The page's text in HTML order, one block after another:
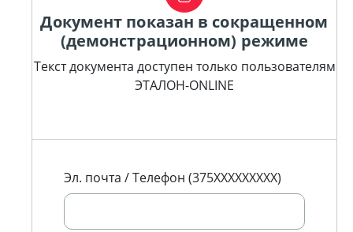
Документ показан в сокращенном
(демонстрационном) режиме
Текст документа доступен только пользователям
ЭТАЛОН-ONLINE
Эл. почта / Телефон (375XXXXXXXXX)